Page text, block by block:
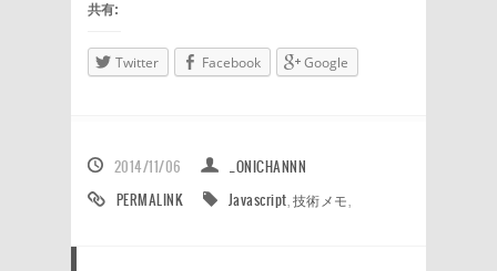
共有:
Twitter Facebook Google
2014/11/06
_ONICHANNN
PERMALINK
Javascript 技術メモ